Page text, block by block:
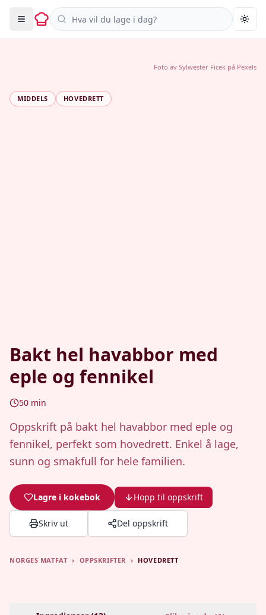
Søk i oppskrifter
MIDDELS HOVEDRETT
Bakt hel havabbor med
eple og fennikel
50 min
Oppskrift på bakt hel havabbor med eple og
fennikel, perfekt som hovedrett. Enkel å lage,
sunn og smakfull for hele familien.
Lagre i kokebok Hopp til oppskrift
Skriv ut Del oppskrift
Foto av Sylwester Ficek på Pexels
NORGES MATFAT › OPPSKRIFTER › HOVEDRETT